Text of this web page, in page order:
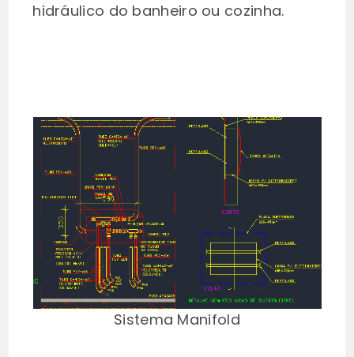
hidráulico do banheiro ou cozinha.
Sistema Manifold